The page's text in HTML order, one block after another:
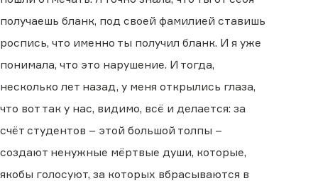
получаешь бланк, под своей фамилией ставишь
роспись, что именно ты получил бланк. И я уже
понимала, что это нарушение. И тогда,
несколько лет назад, у меня открылись глаза,
что вот так у нас, видимо, всё и делается: за
счёт студентов – этой большой толпы –
создают ненужные мёртвые души, которые,
якобы голосуют, за которых вбрасываются в